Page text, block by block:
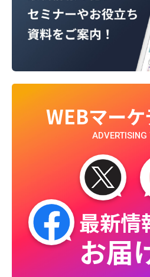
WEBマー
ADVERTISING
最新情
お届